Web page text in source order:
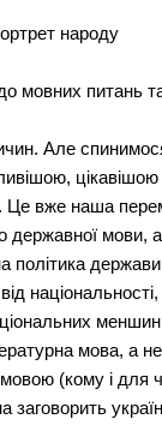
народу
питань
Але
цікавішою
Це вже наша
державної мови,
політика
мова, а
(кому і для